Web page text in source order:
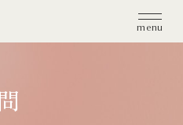
（ヴェルトラクリニック）
menu